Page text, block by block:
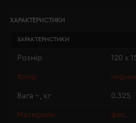
ХАРАКТЕРИСТИКИ
ХАРАКТЕРИСТИКИ
Розмір 120 х
Колір
Вага ~, кг 0.325
Матеріали фліс